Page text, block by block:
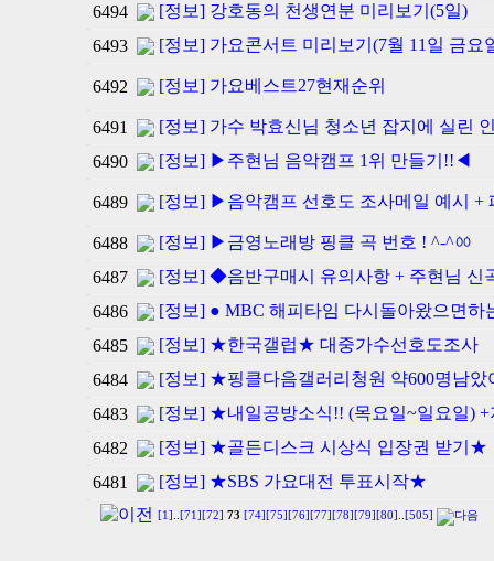
6494
[정보] 강호동의 천생연분 미리보기(5일)
6493
[정보] 가요콘서트 미리보기(7월 11일 금요
6492 [정보] 가요베스트27현재순위
6491
[정보] 가수 박효신님 청소년 잡지에 실린
6490
[정보] ▶주현님 음악캠프 1위 만들기!!◀
6489 [정보] ▶음악캠프 선호도 조사메일 예시 +
6488
[정보] ▶금영노래방 핑클 곡 번호 ! ^-^ㆀ
6487
[정보] ◆음반구매시 유의사항 + 주현님 신
6486
[정보] ● MBC 해피타임 다시돌아왔으면하
6485
[정보] ★한국갤럽★ 대중가수선호도조사
6484
[정보] ★핑클다음갤러리청원 약600명남았
6483
[정보] ★내일공방소식!! (목요일~일요일)
6482
[정보] ★골든디스크 시상식 입장권 받기★
6481
[정보] ★SBS 가요대전 투표시작★
[1] [71] [72] 73 [74] [75] [76] [77] [78] [79] [80] [505]